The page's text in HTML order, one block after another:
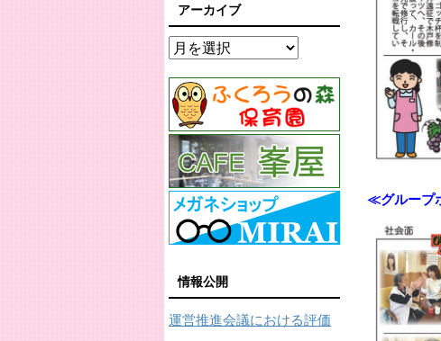
≪グループ
アーカイブ
情報公開
運営推進会議における評価